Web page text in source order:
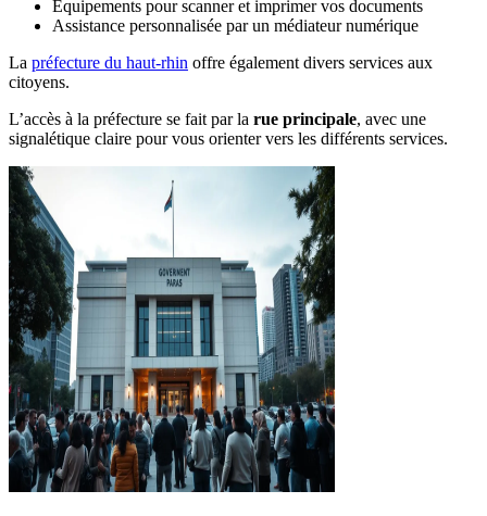
Équipements pour scanner et imprimer vos documents
Assistance personnalisée par un médiateur numérique
La préfecture du haut-rhin offre également divers services aux
citoyens.
L’accès à la préfecture se fait par la rue principale, avec une
signalétique claire pour vous orienter vers les différents services.